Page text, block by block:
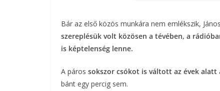
Bár az első közös munkára nem emlékszik,
szereplésük volt közösen a tévében, a
is képtelenség lenne.
A páros sokszor csókot is váltott az évek alatt
bánt egy percig sem.